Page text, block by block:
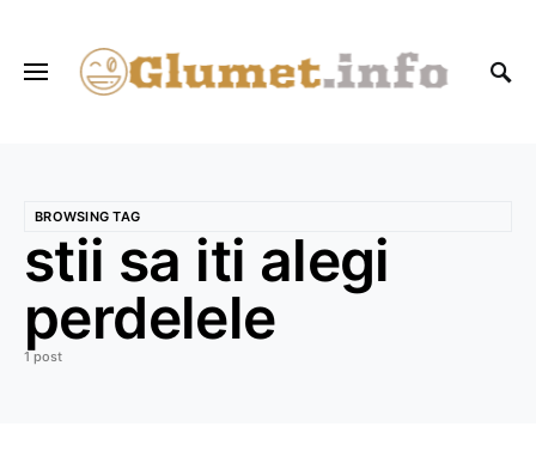
BROWSING TAG
stii sa iti alegi
perdelele
1 post